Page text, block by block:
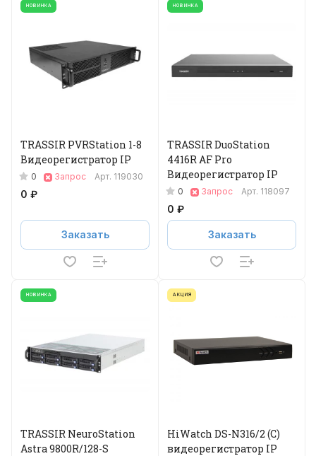
НОВИНКА
TRASSIR PVRStation 1-8
Видеорегистратор IP
0 Запрос Арт. 119030
0 ₽
Заказать
НОВИНКА
TRASSIR DuoStation
4416R AF Pro
Видеорегистратор IP
0 Запрос Арт. 118097
0 ₽
Заказать
НОВИНКА
TRASSIR NeuroStation
Astra 9800R/128-S
АКЦИЯ
HiWatch DS-N316/2 (C)
видеорегистратор IP